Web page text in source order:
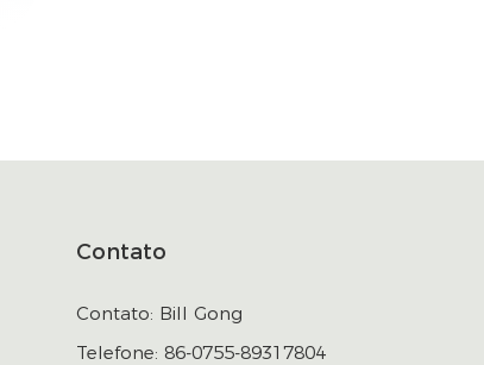
Contato
Contato: Bill Gong
Telefone: 86-0755-89317804